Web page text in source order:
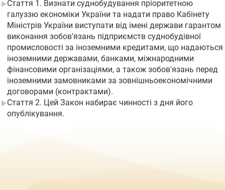
Стаття 1. Визнати суднобудування пріоритетною
галуззю економіки України та надати право Кабінету
Міністрів України виступати від імені держави гарантом
виконання зобов'язань підприємств суднобудівної
промисловості за іноземними кредитами, що надаються
іноземними державами, банками, міжнародними
фінансовими організаціями, а також зобов'язань перед
іноземними замовниками за зовнішньоекономічними
договорами (контрактами).
Стаття 2. Цей Закон набирає чинності з дня його
опублікування.